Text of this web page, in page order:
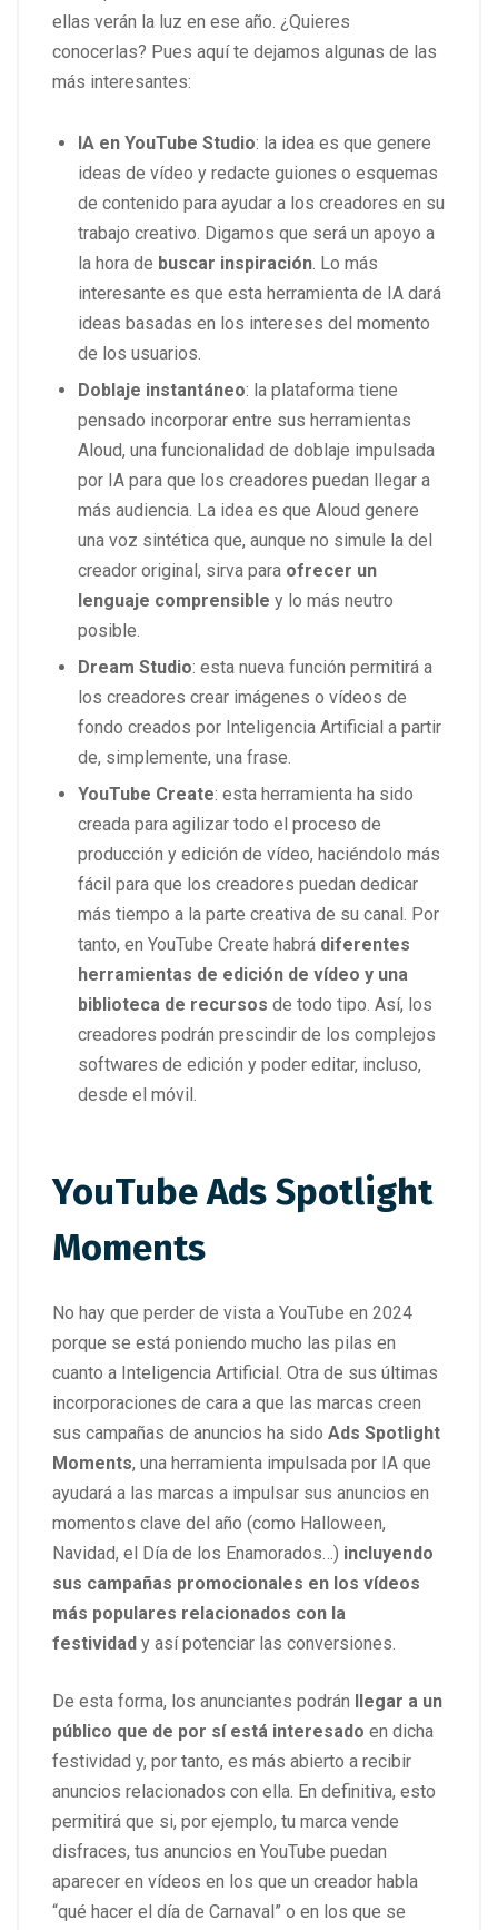
ellas verán la luz en ese año. ¿Quieres
conocerlas? Pues aquí te dejamos algunas de las
más interesantes:
IA en YouTube Studio: la idea es que genere
ideas de vídeo y redacte guiones o esquemas
de contenido para ayudar a los creadores en su
trabajo creativo. Digamos que será un apoyo a
la hora de buscar inspiración . Lo más
interesante es que esta herramienta de IA dará
ideas basadas en los intereses del momento
de los usuarios.
Doblaje instantáneo: la plataforma tiene
pensado incorporar entre sus herramientas
Aloud, una funcionalidad de doblaje impulsada
por IA para que los creadores puedan llegar a
más audiencia. La idea es que Aloud genere
una voz sintética que, aunque no simule la del
creador original, sirva para ofrecer un
lenguaje comprensible y lo más neutro
posible.
Dream Studio: esta nueva función permitirá a
los creadores crear imágenes o vídeos de
fondo creados por Inteligencia Artificial a partir
de, simplemente, una frase.
YouTube Create: esta herramienta ha sido
creada para agilizar todo el proceso de
producción y edición de vídeo, haciéndolo más
fácil para que los creadores puedan dedicar
más tiempo a la parte creativa de su canal. Por
tanto, en YouTube Create habrá diferentes
herramientas de edición de vídeo y una
biblioteca de recursos de todo tipo. Así, los
creadores podrán prescindir de los complejos
softwares de edición y poder editar, incluso,
desde el móvil.
YouTube Ads Spotlight
Moments
No hay que perder de vista a YouTube en 2024
porque se está poniendo mucho las pilas en
cuanto a Inteligencia Artificial. Otra de sus últimas
incorporaciones de cara a que las marcas creen
sus campañas de anuncios ha sido Ads Spotlight
Moments, una herramienta impulsada por IA que
ayudará a las marcas a impulsar sus anuncios en
momentos clave del año (como Halloween,
Navidad, el Día de los Enamorados…) incluyendo
sus campañas promocionales en los vídeos
más populares relacionados con la
festividad y así potenciar las conversiones.
De esta forma, los anunciantes podrán llegar a un
público que de por sí está interesado en dicha
festividad y, por tanto, es más abierto a recibir
anuncios relacionados con ella. En definitiva, esto
permitirá que si, por ejemplo, tu marca vende
disfraces, tus anuncios en YouTube puedan
aparecer en vídeos en los que un creador habla
“qué hacer el día de Carnaval” o en los que se